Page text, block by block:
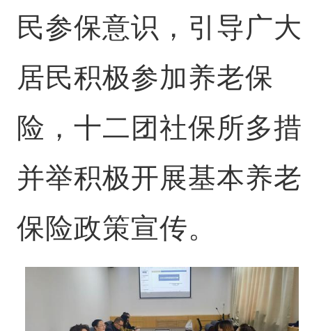
民参保意识，引导广大
居民积极参加养老保
险，十二团社保所多措
并举积极开展基本养老
保险政策宣传。